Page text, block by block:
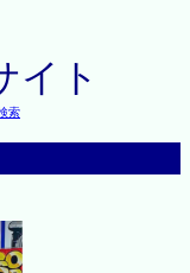
イト
索